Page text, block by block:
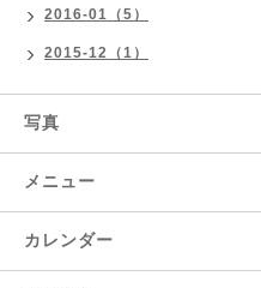
2016-01（5）
2015-12（1）
写真
メニュー
カレンダー